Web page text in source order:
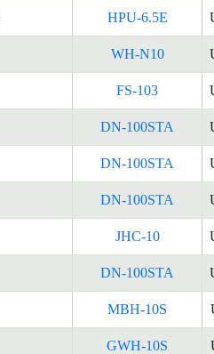
HPU-6.5E
WH-N10
FS-103
DN-100STA
DN-100STA
DN-100STA
JHC-10
DN-100STA
MBH-10S
GWH-10S